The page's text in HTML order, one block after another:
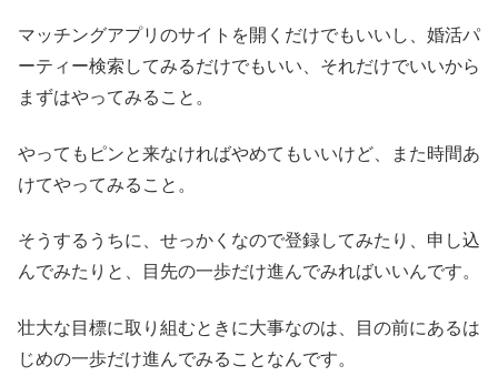
マッチングアプリのサイトを開くだけでもいいし、婚活パ
ーティー検索してみるだけでもいい、それだけでいいから
まずはやってみること。
やってもピンと来なければやめてもいいけど、また時間あ
けてやってみること。
そうするうちに、せっかくなので登録してみたり、申し込
んでみたりと、目先の一歩だけ進んでみればいいんです。
壮大な目標に取り組むときに大事なのは、目の前にあるは
じめの一歩だけ進んでみることなんです。